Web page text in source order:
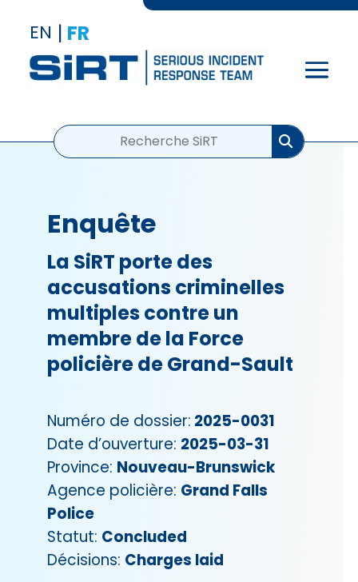
EN | FR
Enquête
La SiRT porte des
accusations criminelles
multiples contre un
membre de la Force
policière de Grand-Sault
Numéro de dossier: 2025-0031
Date d’ouverture: 2025-03-31
Province: Nouveau-Brunswick
Agence policière: Grand Falls
Police
Statut: Concluded
Décisions: Charges laid